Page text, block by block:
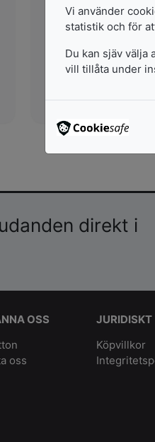
1,00 mm
I lager
345kr
direkt i
OSS
oss
JURIDISKT
Köpvillkor
Vi använder
statistik och för
Du kan sjäv välja
vill tillåta under